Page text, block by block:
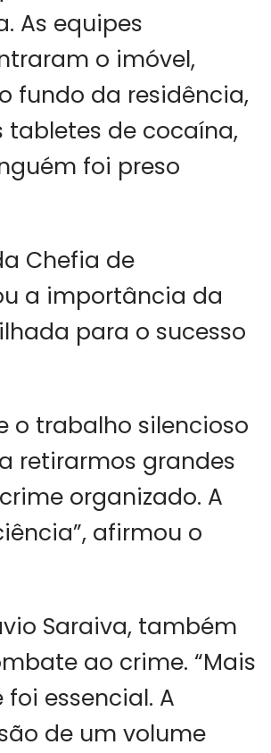
As equipes
o imóvel,
fundo da residência,
de cocaína,
foi preso
Chefia de
a importância da
para o sucesso
o trabalho silencioso
retirarmos grandes
organizado. A
afirmou o
Saraiva, também
ao crime. “Mais
essencial. A
de um volume